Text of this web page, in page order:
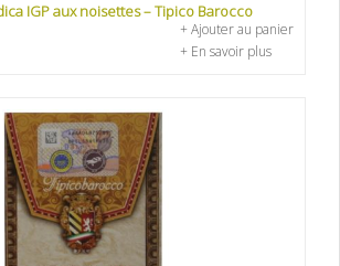
IGP aux noisettes – Tipico Barocco
+ Ajouter au panier
+ En savoir plus